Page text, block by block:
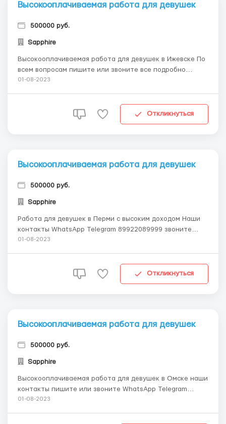
Высокооплачиваемая работа для девушек
500000 руб.
Sapphire
Высокооплачиваемая работа для девушек в Ижевске По
всем вопросам пишите или звоните все подробно
расскажу WhatsApp Telegram 89922089999 Требования:
01-08-2023
Откликнуться
Высокооплачиваемая работа для девушек
500000 руб.
Sapphire
Работа для девушек в Перми с высоким доходом Наши
контакты WhatsApp Telegram 89922089999 звоните
пишите все подробно расскажу Требования: Наши
01-08-2023
Откликнуться
Высокооплачиваемая работа для девушек
500000 руб.
Sapphire
Высокооплачиваемая работа для девушек в Омске наши
контакты пишите или звоните WhatsApp Telegram
8_992_208_99_99 Требования: Вакансии для девушек в
01-08-2023